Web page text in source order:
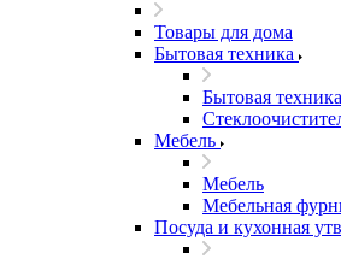
Товары для дома
Бытовая техника
Бытовая техника
Мебель
Мебель
Мебельная
Посуда и кухонная